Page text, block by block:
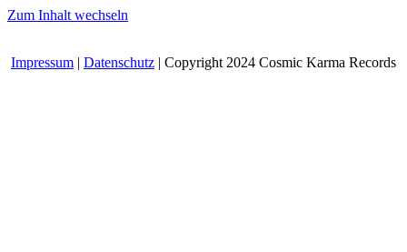
Zum Inhalt wechseln
Impressum | Datenschutz | Copyright 2024 Cosmic Karma Records